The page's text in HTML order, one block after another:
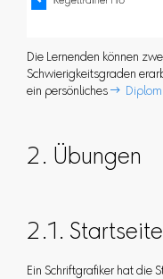
Die Lernenden können
Schwierigkeitsgraden
ein persönliches  Diplom
2. Übungen
2.1.
Ein Schriftgrafiker hat die